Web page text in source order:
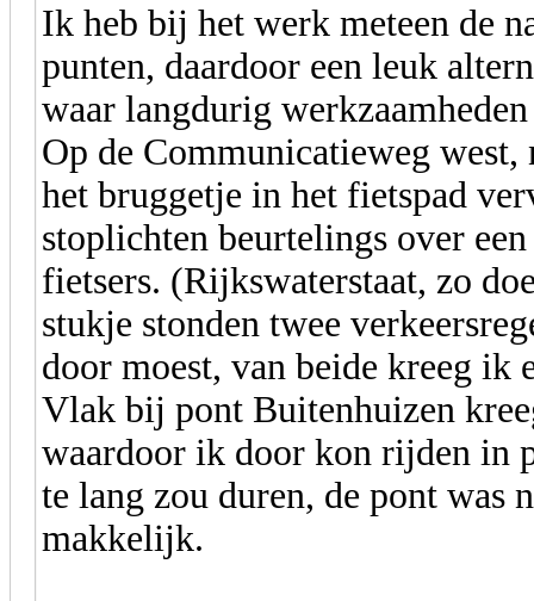
Ik heb bij het werk meteen de
punten, daardoor een leuk
waar langdurig
Op de Communicatieweg
het bruggetje in het fietspad
stoplichten beurtelings over
fietsers. (Rijkswaterstaat, zo
stukje stonden twee
door moest, van beide kreeg ik
Vlak bij pont Buitenhuizen
waardoor ik door kon rijden in
te lang zou duren, de pont was
makkelijk.